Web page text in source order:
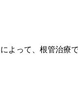
よって、根管治療